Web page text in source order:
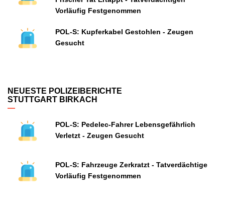
Vorläufig Festgenommen
POL-S: Kupferkabel Gestohlen - Zeugen
Gesucht
NEUESTE POLIZEIBERICHTE
STUTTGART BIRKACH
POL-S: Pedelec-Fahrer Lebensgefährlich
Verletzt - Zeugen Gesucht
POL-S: Fahrzeuge Zerkratzt - Tatverdächtige
Vorläufig Festgenommen